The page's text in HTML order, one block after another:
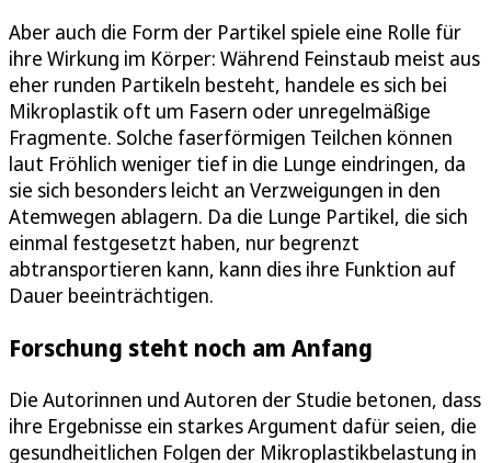
Aber auch die Form der Partikel spiele eine Rolle für
ihre Wirkung im Körper: Während Feinstaub meist aus
eher runden Partikeln besteht, handele es sich bei
Mikroplastik oft um Fasern oder unregelmäßige
Fragmente. Solche faserförmigen Teilchen können
laut Fröhlich weniger tief in die Lunge eindringen, da
sie sich besonders leicht an Verzweigungen in den
Atemwegen ablagern. Da die Lunge Partikel, die sich
einmal festgesetzt haben, nur begrenzt
abtransportieren kann, kann dies ihre Funktion auf
Dauer beeinträchtigen.
Forschung steht noch am Anfang
Die Autorinnen und Autoren der Studie betonen, dass
ihre Ergebnisse ein starkes Argument dafür seien, die
gesundheitlichen Folgen der Mikroplastikbelastung in